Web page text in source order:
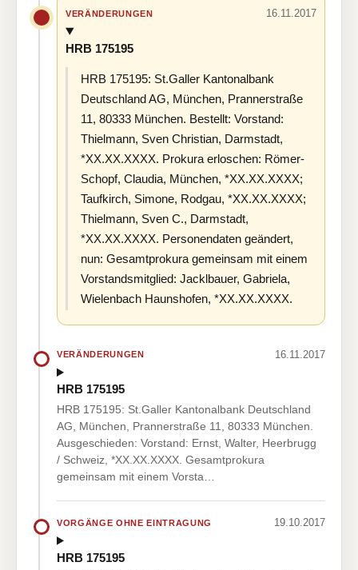
VERÄNDERUNGEN 16.11.2017
HRB 175195
HRB 175195: St.Galler Kantonalbank
Deutschland AG, München, Prannerstraße
11, 80333 München. Bestellt: Vorstand:
Thielmann, Sven Christian, Darmstadt,
*XX.XX.XXXX. Prokura erloschen: Römer-
Schopf, Claudia, München, *XX.XX.XXXX;
Taufkirch, Simone, Rodgau, *XX.XX.XXXX;
Thielmann, Sven C., Darmstadt,
*XX.XX.XXXX. Personendaten geändert,
nun: Gesamtprokura gemeinsam mit einem
Vorstandsmitglied: Jacklbauer, Gabriela,
Wielenbach Haunshofen, *XX.XX.XXXX.
VERÄNDERUNGEN 16.11.2017
HRB 175195
HRB 175195: St.Galler Kantonalbank Deutschland
AG, München, Prannerstraße 11, 80333 München.
Ausgeschieden: Vorstand: Ernst, Walter, Heerbrugg
/ Schweiz, *XX.XX.XXXX. Gesamtprokura
gemeinsam mit einem Vorsta…
VORGÄNGE OHNE EINTRAGUNG 19.10.2017
HRB 175195